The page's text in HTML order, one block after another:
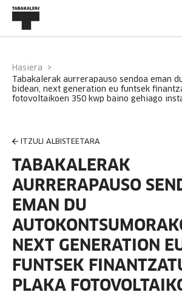
Hasiera
bidean, next generation eu funtsek
fotovoltaikoen 350 kwp baino gehiago
ITZULI ALBISTEETARA
TABAKALERAK
AURRERAPAUSO
EMAN DU
NEXT GENERATION
FUNTSEK
PLAKA